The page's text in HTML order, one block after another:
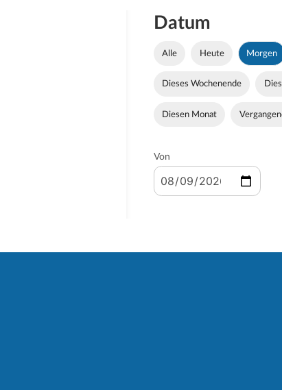
Datum
Alle Heute Morgen
Dieses Wochenende
Diesen Monat
Von